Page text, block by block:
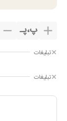
پ،پـ
تبلیغات
تبلیغات